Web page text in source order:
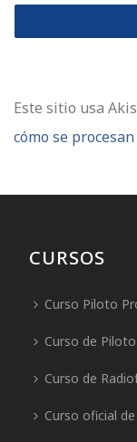
Este sitio usa
cómo se
CURSOS
Curso Piloto
Curso de
Curso de
Curso oficial